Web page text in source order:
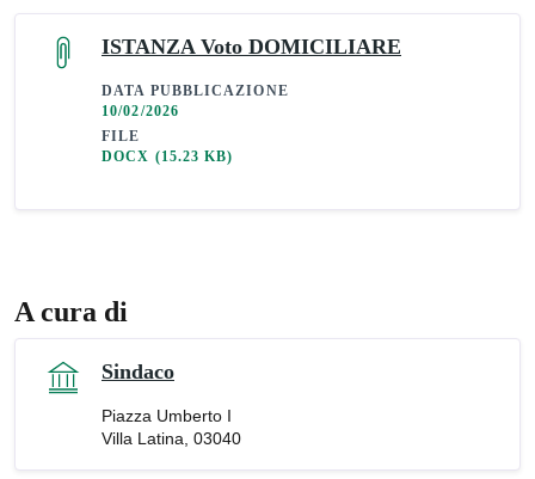
ISTANZA Voto DOMICILIARE
DATA PUBBLICAZIONE
10/02/2026
FILE
DOCX (15.23 KB)
A cura di
Sindaco
Piazza Umberto I
Villa Latina, 03040